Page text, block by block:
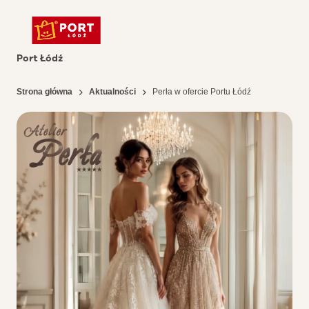
Port Łódź
Strona główna Aktualności Perła w ofercie Portu Łódź